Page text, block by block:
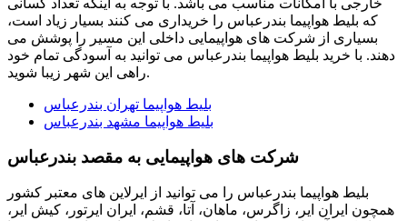
خارجی با امکانات مناسب می باشد. با توجه به اینکه تعداد کسانی
که بلیط هواپیما بندرعباس را خریداری می کنند بسیار زیاد است،
بسیاری از شرکت های هواپیمایی داخلی این مسیر را پوشش می
دهند. با خرید بلیط هواپیما بندرعباس می توانید به آسودگی تمام خود
راهی این شهر زیبا شوید.
بلیط هواپیما تهران بندرعباس
بلیط هواپیما مشهد بندرعباس
شرکت های هواپیمایی به مقصد بندرعباس
بلیط هواپیما بندرعباس را می توانید از ایرلاین های معتبر کشور
همچون ایران ایر، زاگرس، ماهان، آتا، قشم، ایران ایرتور، کیش ایر،